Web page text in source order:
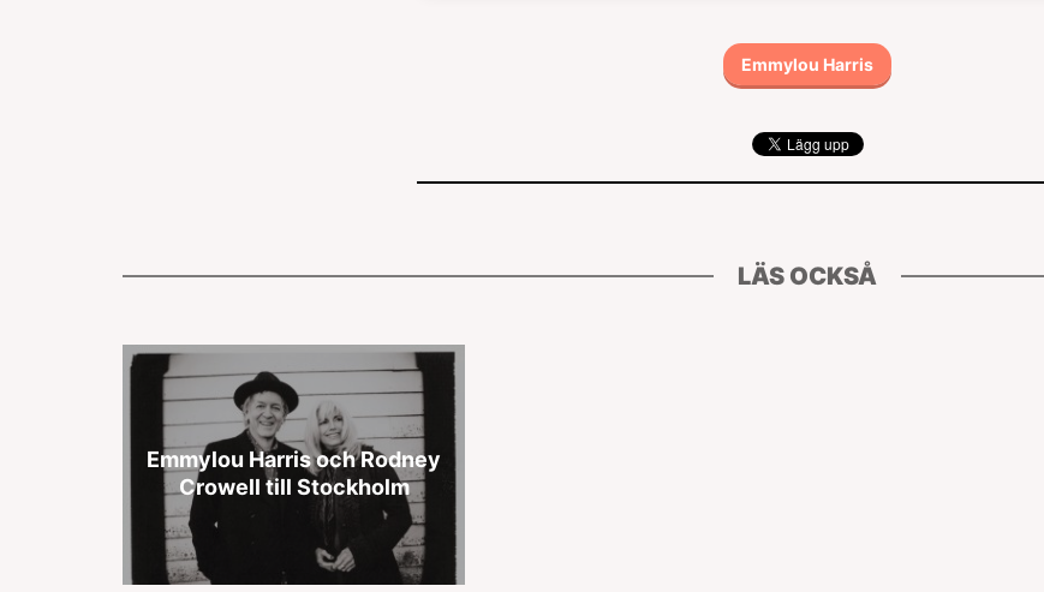
Emmylou Harris
LÄS OCKSÅ
Emmylou Harris och Rodney
Crowell till Stockholm